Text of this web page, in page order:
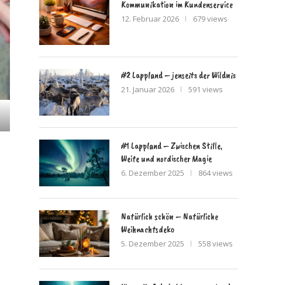
Kommunikation im Kundenservice
12. Februar 2026 679 views
#2 Lappland – jenseits der Wildnis
21. Januar 2026 591 views
#1 Lappland – Zwischen Stille,
Weite und nordischer Magie
6. Dezember 2025 864 views
Natürlich schön – Natürliche
Weihnachtsdeko
5. Dezember 2025 558 views